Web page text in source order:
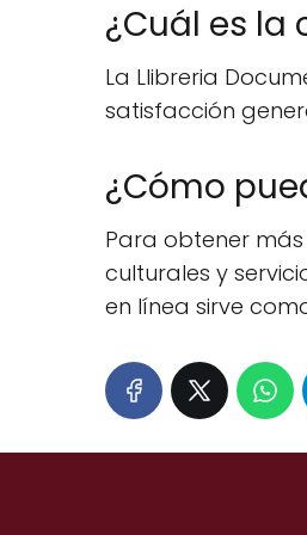
¿Cuál es la
La Llibreria
satisfacción
¿Cómo
Para obtener
culturales y
en línea sirve